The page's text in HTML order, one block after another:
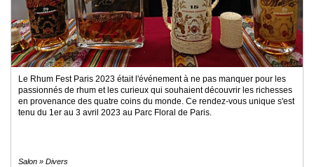
Le Rhum Fest Paris 2023 était l'événement à ne pas manquer pour les
passionnés de rhum et les curieux qui souhaient découvrir les richesses
en provenance des quatre coins du monde. Ce rendez-vous unique s'est
tenu du 1er au 3 avril 2023 au Parc Floral de Paris.
Salon » Divers